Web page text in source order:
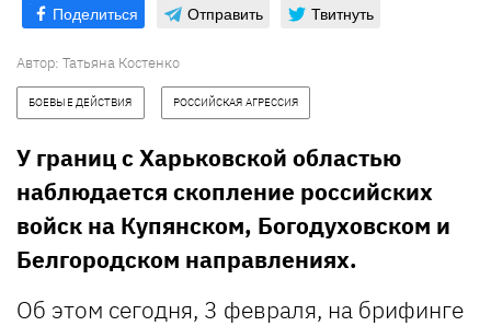
Поделиться Отправить Твитнуть
Автор: Татьяна Костенко
БОЕВЫЕ ДЕЙСТВИЯ РОССИЙСКАЯ АГРЕССИЯ
У границ с Харьковской областью
наблюдается скопление российских
войск на Купянском, Богодуховском и
Белгородском направлениях.
Об этом сегодня, 3 февраля, на брифинге